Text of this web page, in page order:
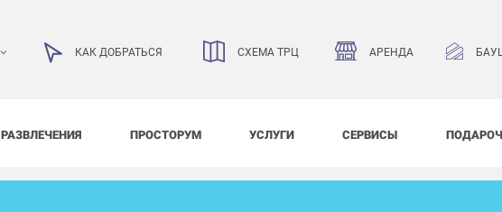
КАК ДОБРАТЬСЯ СХЕМА ТРЦ АРЕНДА
РАЗВЛЕЧЕНИЯ ПРОСТОРУМ УСЛУГИ СЕРВИСЫ